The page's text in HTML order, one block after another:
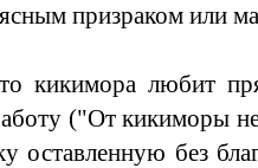
призраком или
кикимора любит
("От кикиморы
оставленную без